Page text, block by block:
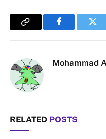
Copy
Facebook
Mohammad
RELATED POSTS